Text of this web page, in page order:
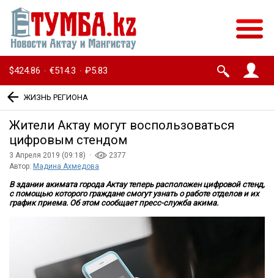
$424.86 · €514.3 · ₽5.83
ЖИЗНЬ РЕГИОНА
Жители Актау могут воспользоваться
цифровым стендом
3 Апреля 2019 (09:18) ·
2377
Автор: Мадина Ахмедова
В здании акимата города Актау теперь расположен цифровой стенд,
с помощью которого граждане смогут узнать о работе отделов и их
график приема. Об этом сообщает пресс-служба акима.